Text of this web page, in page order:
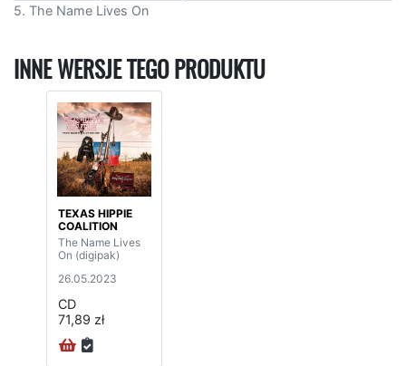
5. The Name Lives On
INNE WERSJE TEGO PRODUKTU
TEXAS HIPPIE
COALITION
The Name Lives
On (digipak)
26.05.2023
CD
71,89 zł